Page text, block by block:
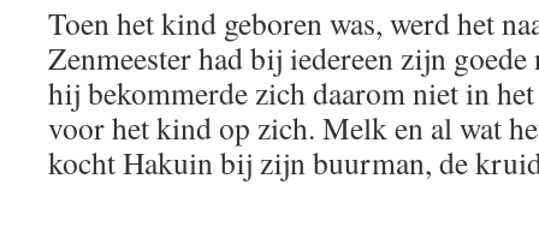
Toen het kind geboren was, werd het
Zenmeester had bij iedereen zijn
hij bekommerde zich daarom niet in
voor het kind op zich. Melk en al wat
kocht Hakuin bij zijn buurman, de